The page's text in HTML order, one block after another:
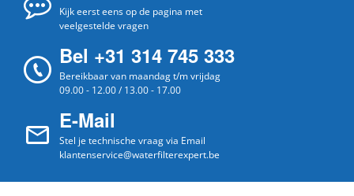
Kijk eerst eens op de pagina met
veelgestelde vragen
Bel +31 314 745 333
Bereikbaar van maandag t/m vrijdag
09.00 - 12.00 / 13.00 - 17.00
E-Mail
Stel je technische vraag via Email
klantenservice@waterfilterexpert.be